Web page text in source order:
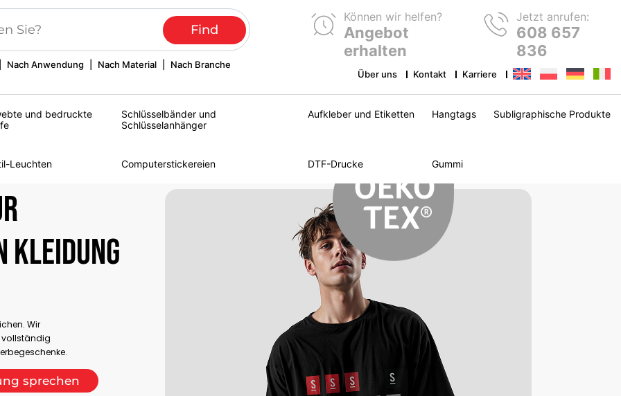
Nach Anwendung Nach Material Nach Branche
Können wir helfen?
Angebot
erhalten
Jetzt anrufen:
608 657
836
Über uns Kontakt Karriere
und bedruckte
Schlüsselbänder und
Schlüsselanhänger
Aufkleber und Etiketten Hangtags Subligraphische Produkte
Leuchten Computerstickereien DTF-Drucke Gummi
Kleidung
Wir
vollständig
sprechen